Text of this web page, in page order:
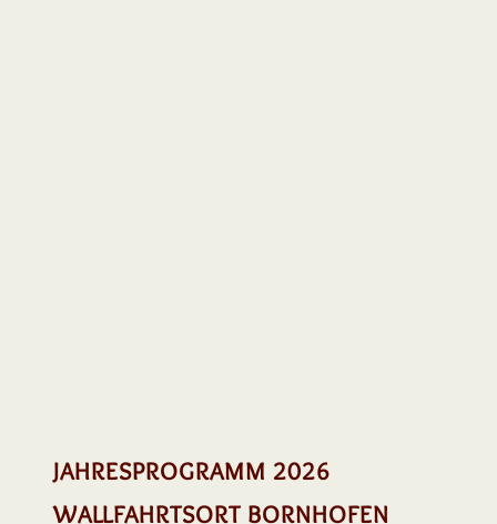
JAHRESPROGRAMM 2026
WALLFAHRTSORT BORNHOFEN